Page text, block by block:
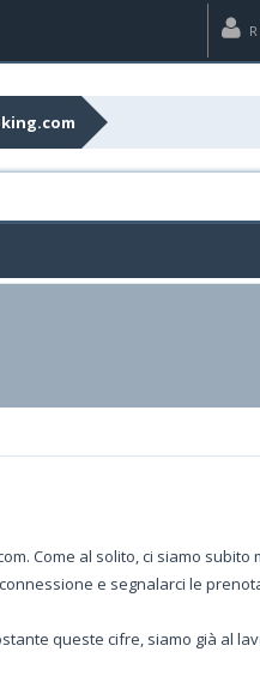
Come al solito, ci siamo subito
e segnalarci le
queste cifre, siamo già al